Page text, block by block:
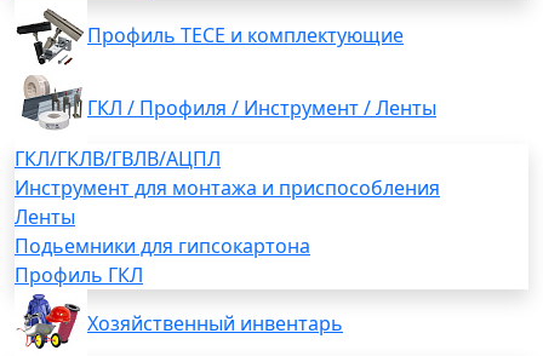
Профиль TECE и комплектующие
ГКЛ / Профиля / Инструмент / Ленты
ГКЛ/ГКЛВ/ГВЛВ/АЦПЛ
Инструмент для монтажа и приспособления
Ленты
Подьемники для гипсокартона
Профиль ГКЛ
Хозяйственный инвентарь